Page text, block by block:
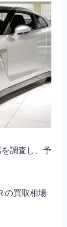
調査し、予
の買取相場